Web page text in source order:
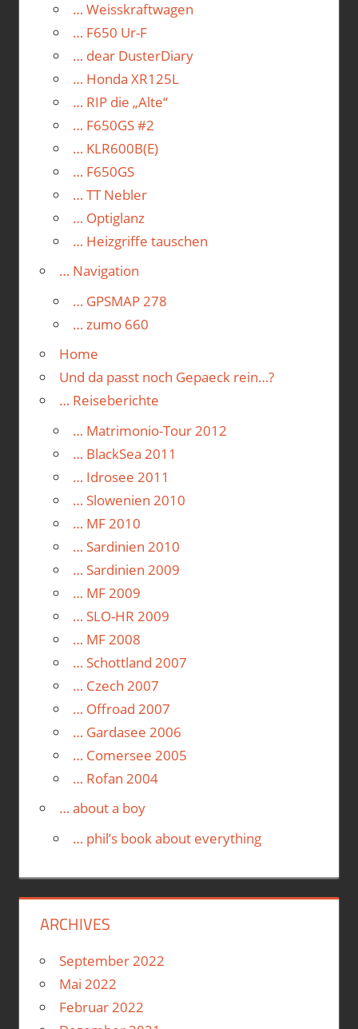
… Weisskraftwagen
… F650 Ur-F
… dear DusterDiary
… Honda XR125L
… RIP die „Alte“
… F650GS #2
… KLR600B(E)
… F650GS
… TT Nebler
… Optiglanz
… Heizgriffe tauschen
… Navigation
… GPSMAP 278
… zumo 660
Home
Und da passt noch Gepaeck rein…?
… Reiseberichte
… Matrimonio-Tour 2012
… BlackSea 2011
… Idrosee 2011
… Slowenien 2010
… MF 2010
… Sardinien 2010
… Sardinien 2009
… MF 2009
… SLO-HR 2009
… MF 2008
… Schottland 2007
… Czech 2007
… Offroad 2007
… Gardasee 2006
… Comersee 2005
… Rofan 2004
… about a boy
… phil’s book about everything
ARCHIVES
September 2022
Mai 2022
Februar 2022